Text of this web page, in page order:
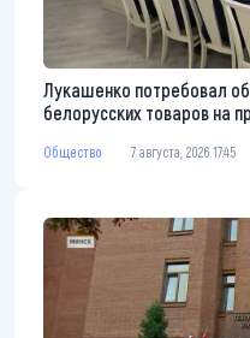
Лукашенко потребовал
белорусских товаров на
Общество 7 августа, 2026 17:45